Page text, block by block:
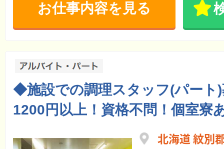
お仕事内容を見る
◆施設での調理スタッフ(パート
1200円以上！資格不問！個室寮
北海道 紋別